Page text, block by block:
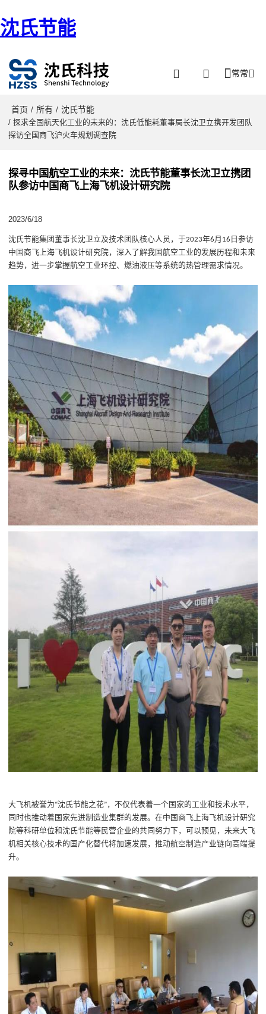
沈氏节能
常常
首页 / 所有 / 沈氏节能
/ 探求全国航天化工业的未来的：沈氏低能耗董事局长沈卫立携开发团队
探访全国商飞沪火车规划调查院
探寻中国航空工业的未来：沈氏节能董事长沈卫立携团
队参访中国商飞上海飞机设计研究院
2023/6/18
沈氏节能集团董事长沈卫立及技术团队核心人员，于2023年6月 16 日参访
中国商飞上海飞机设计研究院，深入了解我国航空工业的发展历程和未来
趋势，进一步掌握航空工业环控、燃油液压等系统的热管理需求情况。
大飞机被誉为“沈氏节能之花”，不仅代表着一个国家的工业和技术水平，
同时也推动着国家先进制造业集群的发展。在中国商飞上海飞机设计研究
院等科研单位和沈氏节能等民营企业的共同努力下，可以预见，未来大飞
机相关核心技术的国产化替代将加速发展，推动航空制造产业链向高端提
升。